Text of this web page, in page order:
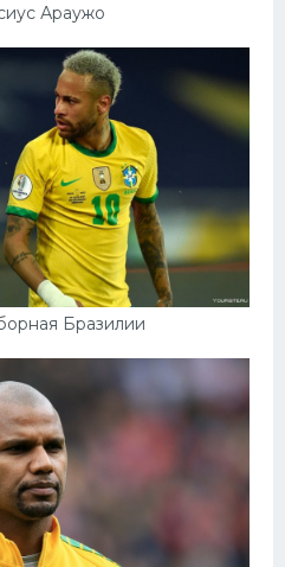
Араужо
Бразилии